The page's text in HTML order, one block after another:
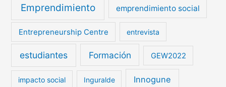
Emprendimiento emprendimiento social
Entrepreneurship Centre entrevista
estudiantes Formación GEW2022
impacto social Inguralde Innogune